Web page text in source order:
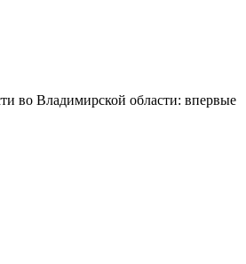
во Владимирской области: впервые